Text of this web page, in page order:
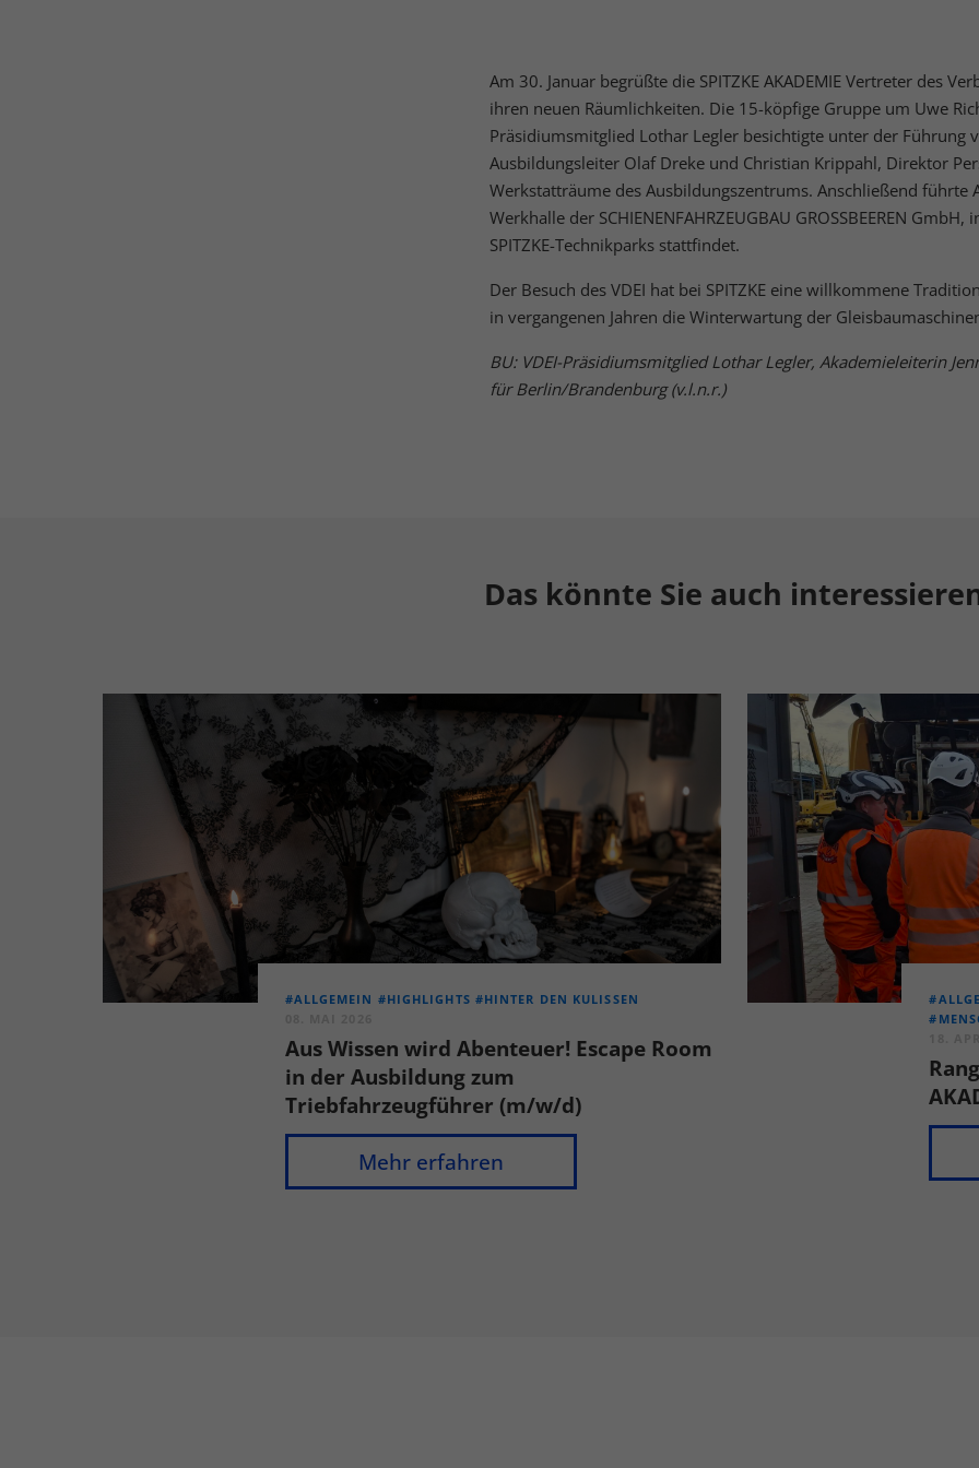
Am 30. Januar begrüßte die SPITZKE AKADEMIE Vertreter des
ihren neuen Räumlichkeiten. Die 15-köpfige Gruppe um Uwe
Präsidiumsmitglied Lothar Legler besichtigte unter der Führung
Ausbildungsleiter Olaf Dreke und Christian Krippahl, Direktor
Werkstatträume des Ausbildungszentrums. Anschließend
Werkhalle der SCHIENENFAHRZEUGBAU GROSSBEEREN
SPITZKE-Technikparks stattfindet.
Der Besuch des VDEI hat bei SPITZKE eine willkommene
in vergangenen Jahren die Winterwartung der
BU: VDEI-Präsidiumsmitglied Lothar Legler, Akademieleiterin
für Berlin/Brandenburg (v.l.n.r.)
Das könnte Sie auch
#ALLGEMEIN #HIGHLIGHTS #HINTER DEN KULISSEN
Aus Wissen wird Abenteuer! Escape Room
in der Ausbildung zum
Triebfahrzeugführer (m/w/d)
Mehr erfahren
Externe Medien (5)
Inhalte von Videoplattformen und Social-Media-Plattformen werden standardmäßig
blockiert. Wenn Cookies von externen Medien akzeptiert werden, bedarf der Zugriff
diese Inhalte keiner manuellen Einwilligung mehr.
Cookie-Informationen anzeigen